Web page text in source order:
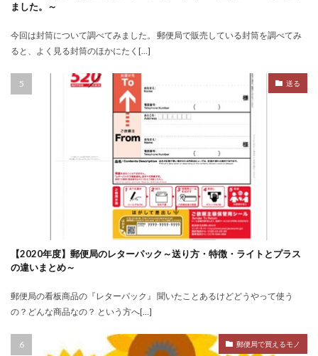
ました。～
今回は封筒について調べてみました。 郵便局で販売している封筒を調べてみ
ると、よく見る封筒のほかにたく[…]
送る
【2020年度】郵便局のレターパック～送り方・特徴・ライトとプラス
の違いまとめ～
郵便局の看板商品の『レターパック』 聞いたことあるけどどうやって使う
の？どんな商品なの？ という方へ[…]
郵便局で買えるモノ